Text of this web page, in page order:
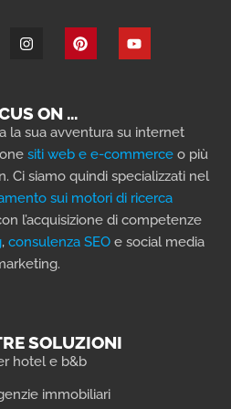
ON …
la sua avventura su internet
siti web e e-commerce o più
Ci siamo quindi specializzati nel
sui motori di ricerca
l’acquisizione di competenze
, consulenza SEO e social media
SOLUZIONI
hotel e b&b
immobiliari